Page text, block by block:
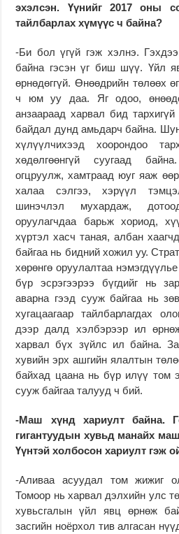
эхэлсэн. Үүнийг 2017 оны
тайлбарлах хүмүүс ч байна?
-Би бол үгүй гэж хэлнэ. Гэхдээ
байна гэсэн үг биш шүү. Үйл
өрнөдөггүй. Өнөөдрийн төлөөх
ч юм уу даа. Яг одоо,
анзаараад харвал бид
байдал дунд амьдарч байна.
хүлүүлчихээд хоорондоо
хөдөлгөөнгүй суугаад
огцруулж, хамтраад юуг яаж
халаа сэлгээ, хэрүүл
шинэчлэл мухардаж,
оруулагчдаа барьж хориод,
хүртэл хасч таная, албан
байгаа нь бидний хожил уу.
хөрөнгө оруулалтаа
бүр эсрэгээрээ бүгдийг нь
аварна гээд сууж байгаа нь
хугацаагаар тайлбарлагдах
дээр далд хэлбэрээр ил
харвал бүх зүйлс ил байна.
хувийн эрх ашгийн ялалтын
байхад цаана нь бүр илүү том
сууж байгаа талууд ч бий.
-Маш хүнд хариулт байна.
гигантуудын хувьд манайх
Үүнтэй холбосон хариулт гэж
-Аливаа асуудал том жижиг
Томоор нь харвал дэлхийн улс
хувьсгалын үйл явц өрнөж
засгийн ноёрхол тив алгасан